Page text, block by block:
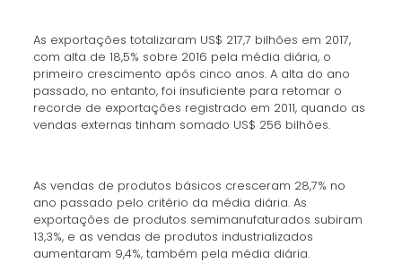
As exportações totalizaram US$ 217,7 bilhões em 2017,
com alta de 18,5% sobre 2016 pela média diária, o
primeiro crescimento após cinco anos. A alta do ano
passado, no entanto, foi insuficiente para retomar o
recorde de exportações registrado em 2011, quando as
vendas externas tinham somado US$ 256 bilhões.
As vendas de produtos básicos cresceram 28,7% no
ano passado pelo critério da média diária. As
exportações de produtos semimanufaturados subiram
13,3%, e as vendas de produtos industrializados
aumentaram 9,4%, também pela média diária.